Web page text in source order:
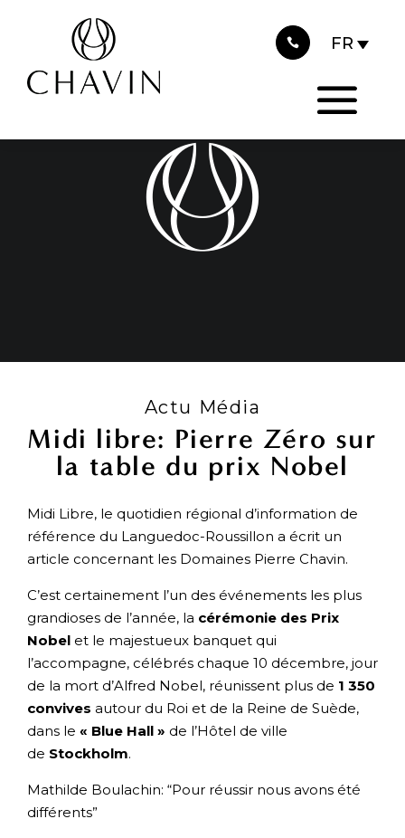
Actu Média
Midi libre: Pierre Zéro sur
la table du prix Nobel
Midi Libre, le quotidien régional d’information de
référence du Languedoc-Roussillon a écrit un
article concernant les Domaines Pierre Chavin.
C’est certainement l’un des événements les plus
grandioses de l’année, la cérémonie des Prix
Nobel et le majestueux banquet qui
l’accompagne, célébrés chaque 10 décembre, jour
de la mort d’Alfred Nobel, réunissent plus de 1 350
convives autour du Roi et de la Reine de Suède,
dans le « Blue Hall » de l’Hôtel de ville
de Stockholm.
Mathilde Boulachin: “Pour réussir nous avons été
différents”